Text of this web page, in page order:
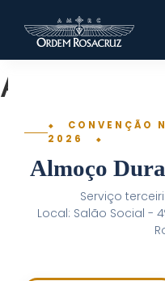
Almoço na
⬥ CONVENÇÃO
2026 ⬥
Almoço
Serviço
Local: Salão Social -